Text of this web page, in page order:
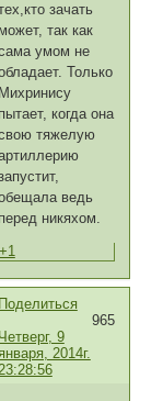
зачать
может, так как
умом не
Только
Михринису
пытает, когда она
тяжелую
ведь
перед никяхом.
+1
Поделиться
965
Четверг, 9
2014г.
23:28:56